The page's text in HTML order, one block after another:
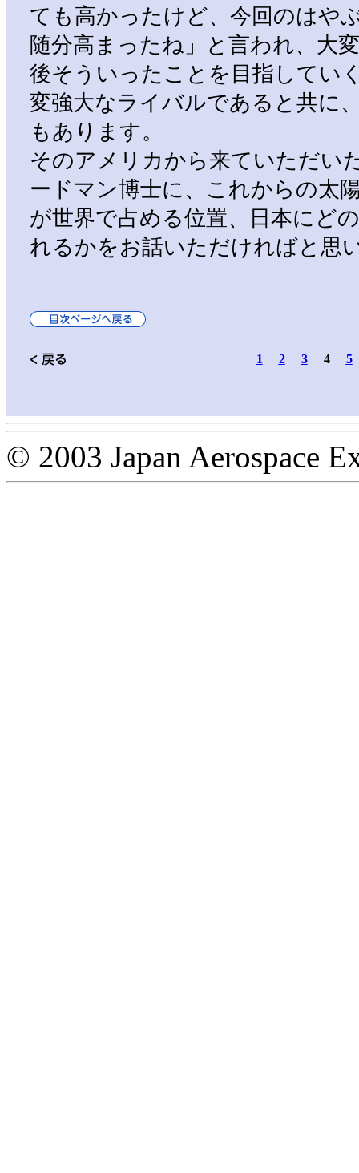
ても高かったけど、今回のはや
随分高まったね」と言われ、大
後そういったことを目指してい
変強大なライバルであると共に
もあります。
そのアメリカから来ていただい
ードマン博士に、これからの太
が世界で占める位置、日本にど
れるかをお話いただければと思
1 2 34 5
© 2003 Japan Aerospace